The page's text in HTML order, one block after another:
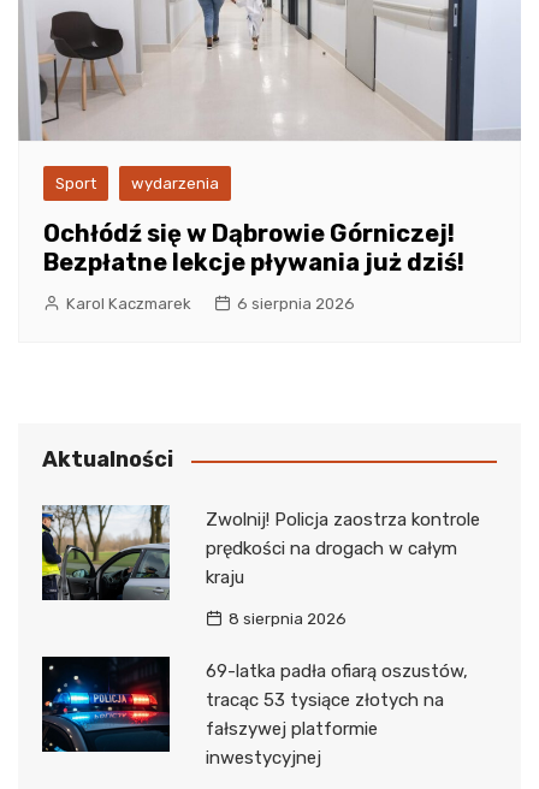
Sport wydarzenia
Ochłódź się w Dąbrowie Górniczej!
Bezpłatne lekcje pływania już dziś!
Karol Kaczmarek 6 sierpnia 2026
Aktualności
Zwolnij! Policja zaostrza kontrole
prędkości na drogach w całym
kraju
8 sierpnia 2026
69-latka padła ofiarą oszustów,
tracąc 53 tysiące złotych na
fałszywej platformie
inwestycyjnej